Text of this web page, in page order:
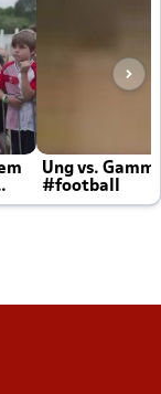
Ung vs.
#football